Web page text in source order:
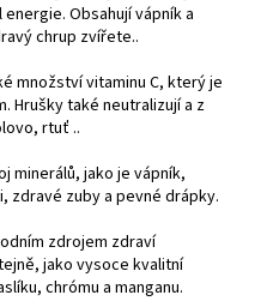
Obsahují vápník a
chrup zvířete..
množství vitaminu C, který je
Hruškytaké neutralizují a z
rtuť ..
minerálů, jako je vápník,
zdravé zuby a pevné drápky.
zdrojem zdraví
jako vysoce kvalitní
chrómu a manganu.